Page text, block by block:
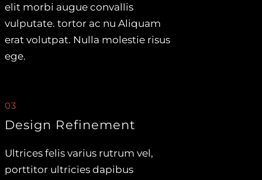
elit morbi augue convallis
vulputate. tortor ac nu Aliquam
erat volutpat. Nulla molestie risus
ege.
03
Design Refinement
Ultrices felis varius rutrum vel,
porttitor ultricies dapibus